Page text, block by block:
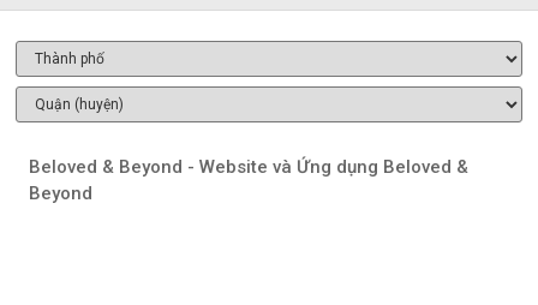
Beloved & Beyond - Website và Ứng dụng Beloved &
Beyond